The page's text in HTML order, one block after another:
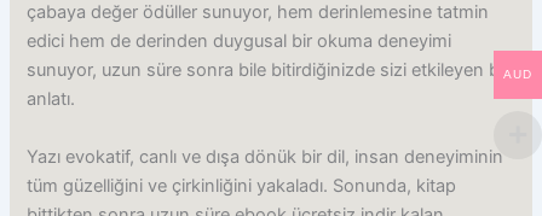
çabaya değer ödüller sunuyor, hem derinlemesine tatmin
edici hem de derinden duygusal bir okuma deneyimi
sunuyor, uzun süre sonra bile bitirdiğinizde sizi etkileyen bir
anlatı.
Yazı evokatif, canlı ve dışa dönük bir dil, insan deneyiminin
tüm güzelliğini ve çirkinliğini yakaladı. Sonunda, kitap
AUD